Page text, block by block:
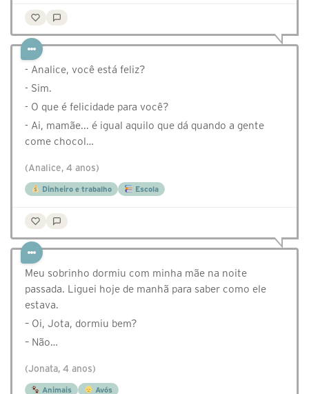
- Analice, você está feliz?
- Sim.
- O que é felicidade para você?
- Ai, mamãe... é igual aquilo que dá quando a gente
come chocol…
(Analice, 4 anos)
Dinheiro e trabalho Escola
Meu sobrinho dormiu com minha mãe na noite
passada. Liguei hoje de manhã para saber como ele
estava.
– Oi, Jota, dormiu bem?
– Não…
(Jonata, 4 anos)
Animais Avós